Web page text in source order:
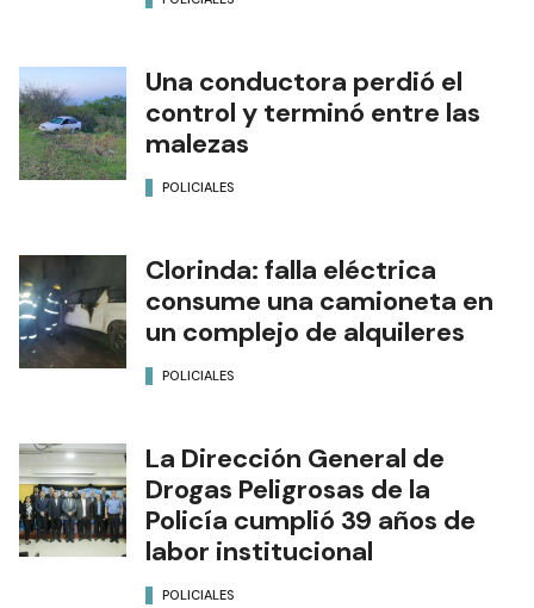
Una conductora perdió el
control y terminó entre las
malezas
POLICIALES
Clorinda: falla eléctrica
consume una camioneta en
un complejo de alquileres
POLICIALES
La Dirección General de
Drogas Peligrosas de la
Policía cumplió 39 años de
labor institucional
POLICIALES